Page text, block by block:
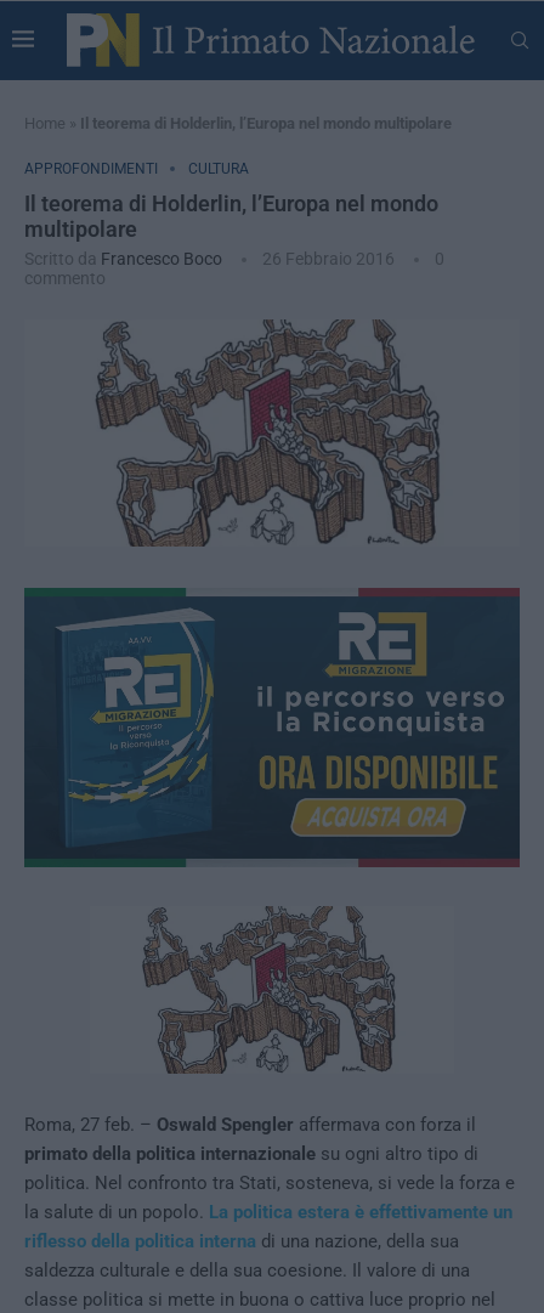
Home » Il teorema di Holderlin, l’Europa nel mondo multipolare
APPROFONDIMENTI CULTURA
Il teorema di Holderlin, l’Europa nel mondo
multipolare
Scritto da Francesco Boco 26 Febbraio 2016
0
commento
Roma, 27 feb. – Oswald Spengler affermava con forza il
primato della politica internazionale su ogni altro tipo di
politica. Nel confronto tra Stati, sosteneva, si vede la forza e
la salute di un popolo. La politica estera è effettivamente un
riflesso della politica interna di una nazione, della sua
saldezza culturale e della sua coesione. Il valore di una
classe politica si mette in buona o cattiva luce proprio nel